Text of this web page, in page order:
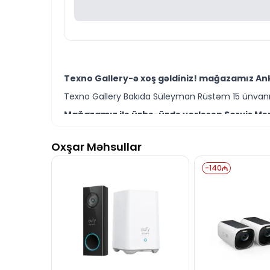
Texno Gallery-ə xoş gəldiniz! mağazamız
Texno Gallery Bakıda Süleyman Rüstəm 15
Mağazamız ilə üzbə-üzdə yerləşən Servis
Anker eufyCam 2C Pro 2+1 Kit T88613D1
Ünvanımız 28 Mall TM-dən 150 metr məsafədə
İstər Anker təhlükəsizlik kamera sistemləri
Seçim etməkdə məsləhətə ehtiyacınız varsa
Anker eufyCam 2C Pro 2+1 Kit T88613D1
İş saatlarından kənar vaxtlarda əlaqə qurmaq
Bizə maraq göstərdiyiniz üçün təşəkkür
Oxşar Məhsullar
-140